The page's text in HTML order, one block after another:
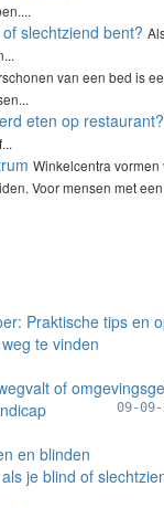
slechtziend bent?
van een bed is
eten op restaurant?
Winkelcentra
Voor mensen met
Praktische tips en
te vinden
of
09-
en blinden
je blind of